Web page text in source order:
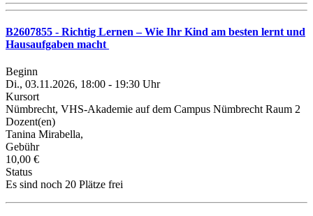
B2607855 - Richtig Lernen – Wie Ihr Kind am besten lernt und
Hausaufgaben macht
Beginn
Di., 03.11.2026, 18:00 - 19:30 Uhr
Kursort
Nümbrecht, VHS-Akademie auf dem Campus Nümbrecht Raum 2
Dozent(en)
Tanina Mirabella,
Gebühr
10,00 €
Status
Es sind noch 20 Plätze frei